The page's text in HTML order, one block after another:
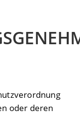
oder deren